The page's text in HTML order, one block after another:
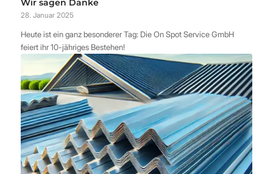
Wir sagen Danke
28. Januar 2025
Heute ist ein ganz besonderer Tag: Die On Spot Service GmbH
feiert ihr 10-jähriges Bestehen!